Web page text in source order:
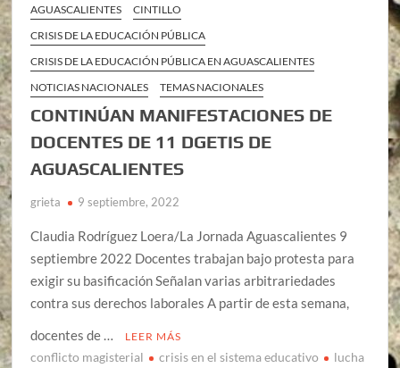
AGUASCALIENTES
CINTILLO
CRISIS DE LA EDUCACIÓN PÚBLICA
CRISIS DE LA EDUCACIÓN PÚBLICA EN AGUASCALIENTES
NOTICIAS NACIONALES
TEMAS NACIONALES
CONTINÚAN MANIFESTACIONES DE
DOCENTES DE 11 DGETIS DE
AGUASCALIENTES
grieta 9 septiembre, 2022
Claudia Rodríguez Loera/La Jornada Aguascalientes 9
septiembre 2022 Docentes trabajan bajo protesta para
exigir su basificación Señalan varias arbitrariedades
contra sus derechos laborales A partir de esta semana,
docentes de …
LEER MÁS
conflicto magisterial crisis en el sistema educativo
lucha